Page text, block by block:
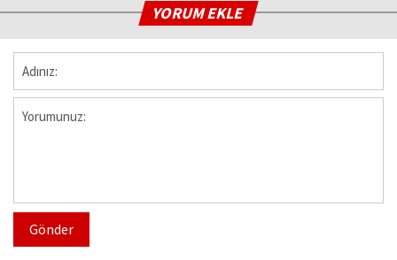
YORUM EKLE
Gönder